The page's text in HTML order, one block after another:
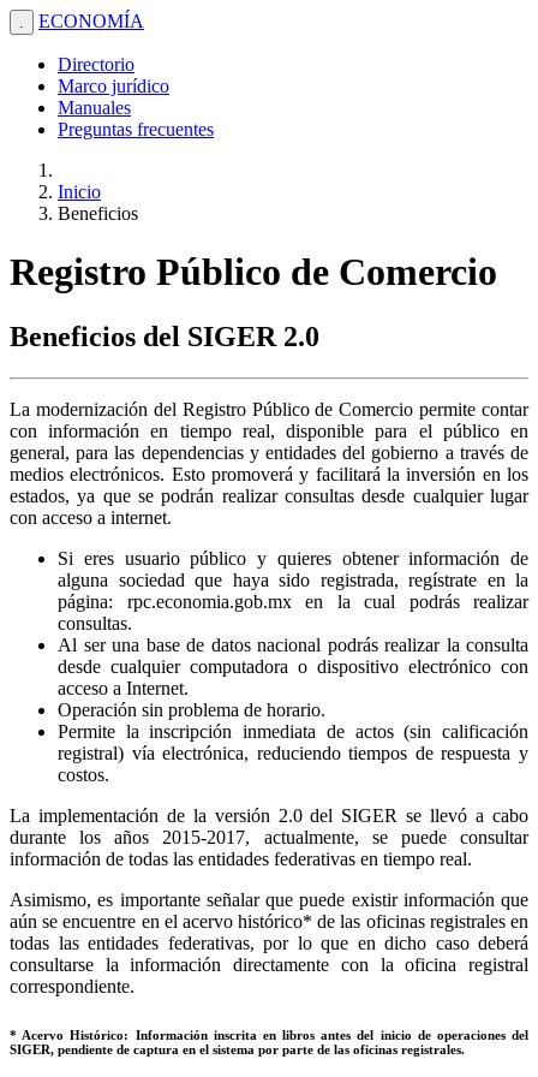
. ECONOMÍA
Directorio
Marco jurídico
Manuales
Preguntas frecuentes
Inicio
Beneficios
Registro Público de Comercio
Beneficios del SIGER 2.0
La modernización del Registro Público de Comercio permite contar
con información en tiempo real, disponible para el público en
general, para las dependencias y entidades del gobierno a través de
medios electrónicos. Esto promoverá y facilitará la inversión en los
estados, ya que se podrán realizar consultas desde cualquier lugar
con acceso a internet.
Si eres usuario público y quieres obtener información de
alguna sociedad que haya sido registrada, regístrate en la
página: rpc.economia.gob.mx en la cual podrás realizar
consultas.
Al ser una base de datos nacional podrás realizar la consulta
desde cualquier computadora o dispositivo electrónico con
acceso a Internet.
Operación sin problema de horario.
Permite la inscripción inmediata de actos (sin calificación
registral) vía electrónica, reduciendo tiempos de respuesta y
costos.
La implementación de la versión 2.0 del SIGER se llevó a cabo
durante los años 2015-2017, actualmente, se puede consultar
información de todas las entidades federativas en tiempo real.
Asimismo, es importante señalar que puede existir información que
aún se encuentre en el acervo histórico* de las oficinas registrales en
todas las entidades federativas, por lo que en dicho caso deberá
consultarse la información directamente con la oficina registral
correspondiente.
* Acervo Histórico: Información inscrita en libros antes del inicio de operaciones del
SIGER, pendiente de captura en el sistema por parte de las oficinas registrales.